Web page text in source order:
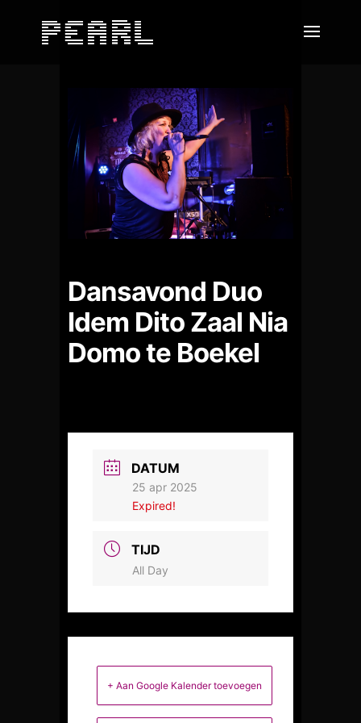
Dansavond Duo
Idem Dito Zaal Nia
Domo te Boekel
DATUM
25 apr 2025
Expired!
TIJD
All Day
+ Aan Google Kalender toevoegen